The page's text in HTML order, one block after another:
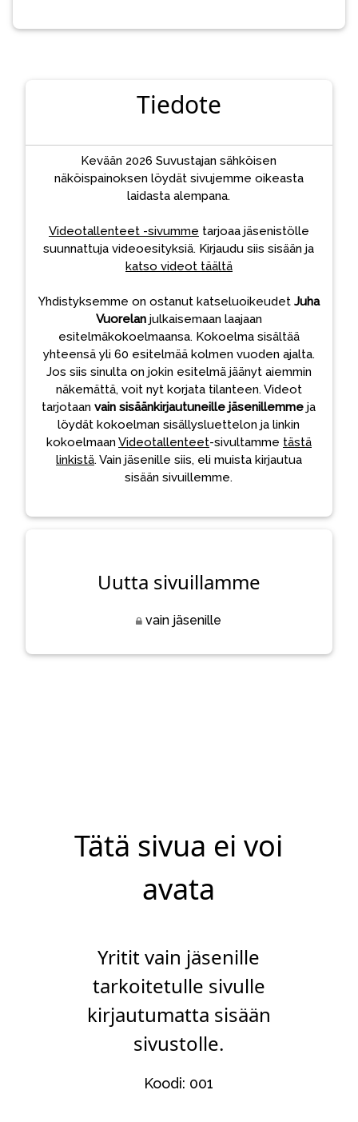
Tiedote
Kevään 2026 Suvustajan sähköisen
näköispainoksen löydät sivujemme oikeasta
laidasta alempana.
Videotallenteet -sivumme tarjoaa jäsenistölle
suunnattuja videoesityksiä. Kirjaudu siis sisään ja
katso videot täältä
Yhdistyksemme on ostanut katseluoikeudet Juha
Vuorelanjulkaisemaan laajaan
esitelmäkokoelmaansa. Kokoelma sisältää
yhteensä yli 60 esitelmää kolmen vuoden ajalta.
Jos siis sinulta on jokin esitelmä jäänyt aiemmin
näkemättä, voit nyt korjata tilanteen. Videot
tarjotaanvain sisäänkirjautuneille jäsenillemme ja
löydät kokoelman sisällysluettelon ja linkin
kokoelmaan Videotallenteet-sivultamme tästä
linkistä. Vain jäsenille siis, eli muista kirjautua
sisään sivuillemme.
Uutta sivuillamme
vain jäsenille
Tätä sivua ei voi
avata
Yritit vain jäsenille
tarkoitetulle sivulle
kirjautumatta sisään
sivustolle.
Koodi: 001